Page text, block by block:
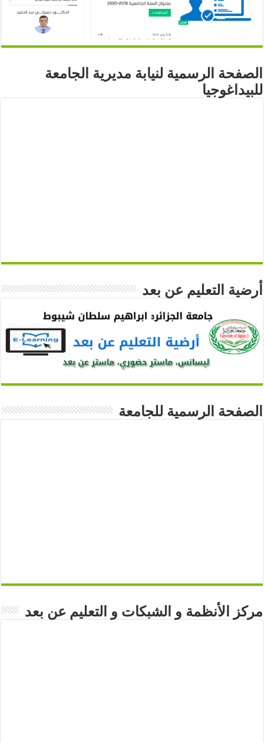
الصفحة الرسمية لنيابة مديرية الجامعة
للبيداغوجيا
أرضية التعليم عن بعد
الصفحة الرسمية للجامعة
مركز الأنظمة و الشبكات و التعليم عن بعد